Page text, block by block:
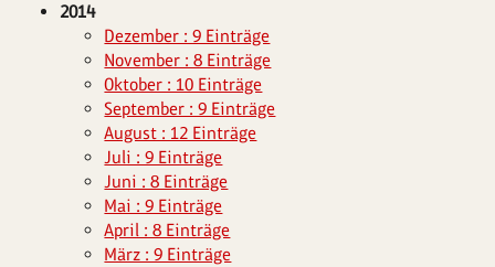
2014
Dezember : 9 Einträge
November : 8 Einträge
Oktober : 10 Einträge
September : 9 Einträge
August : 12 Einträge
Juli : 9 Einträge
Juni : 8 Einträge
Mai : 9 Einträge
April : 8 Einträge
März : 9 Einträge